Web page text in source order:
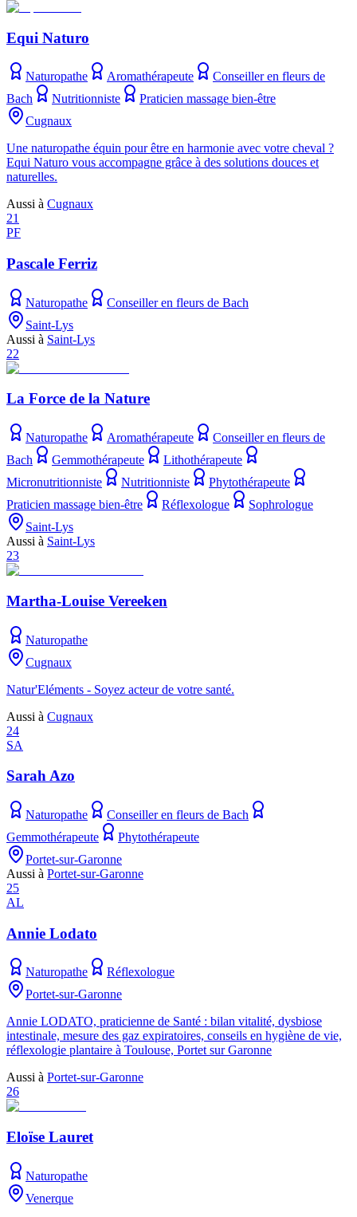
Equi Naturo
Naturopathe Aromathérapeute
Conseiller en fleurs de
Bach
Nutritionniste
Praticien massage bien-être
Cugnaux
Une naturopathe équin pour être en harmonie avec votre cheval ?
Equi Naturo vous accompagne grâce à des solutions douces et
naturelles.
Aussi à Cugnaux
21
PF
Pascale Ferriz
Naturopathe
Conseiller en fleurs de Bach
Saint-Lys
Aussi à Saint-Lys
22
La Force de la Nature
Naturopathe Aromathérapeute
Conseiller en fleurs de
Bach
Gemmothérapeute
Lithothérapeute
Micronutritionniste
Nutritionniste
Phytothérapeute
Praticien massage bien-être
Réflexologue
Sophrologue
Saint-Lys
Aussi à Saint-Lys
23
Martha-Louise Vereeken
Naturopathe
Cugnaux
Natur'Eléments - Soyez acteur de votre santé.
Aussi à Cugnaux
24
SA
Sarah Azo
Naturopathe
Conseiller en fleurs de Bach
Gemmothérapeute
Phytothérapeute
Portet-sur-Garonne
Aussi à Portet-sur-Garonne
25
AL
Annie Lodato
Naturopathe
Réflexologue
Portet-sur-Garonne
Annie LODATO, praticienne de Santé : bilan vitalité, dysbiose
intestinale, mesure des gaz expiratoires, conseils en hygiène de vie,
réflexologie plantaire à Toulouse, Portet sur Garonne
Aussi à Portet-sur-Garonne
26
Eloïse Lauret
Naturopathe
Venerque